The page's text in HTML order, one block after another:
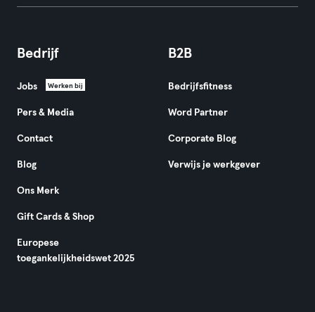
Bedrijf
Jobs Werken bij
Pers & Media
Contact
Blog
Ons Merk
Gift Cards & Shop
Europese
toegankelijkheidswet 2025
B2B
Bedrijfsfitness
Word Partner
Corporate Blog
Verwijs je werkgever